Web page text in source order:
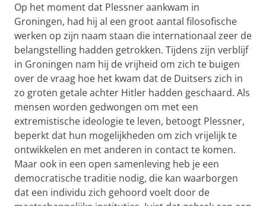
Op het moment dat Plessner aankwam in
Groningen, had hij al een groot aantal filosofische
werken op zijn naam staan die internationaal zeer de
belangstelling hadden getrokken. Tijdens zijn verblijf
in Groningen nam hij de vrijheid om zich te buigen
over de vraag hoe het kwam dat de Duitsers zich in
zo groten getale achter Hitler hadden geschaard. Als
mensen worden gedwongen om met een
extremistische ideologie te leven, betoogt Plessner,
beperkt dat hun mogelijkheden om zich vrijelijk te
ontwikkelen en met anderen in contact te komen.
Maar ook in een open samenleving heb je een
democratische traditie nodig, die kan waarborgen
dat een individu zich gehoord voelt door de